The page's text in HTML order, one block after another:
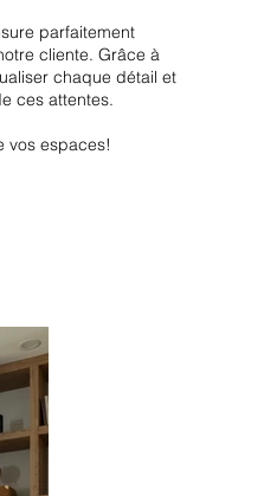
parfaitement
cliente. Grâce à
chaque détail et
ces attentes.
vos espaces!